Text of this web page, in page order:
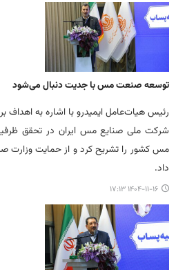
توسعه صنعت مس با جدیت دنبال می‌شود
رئیس هیات‌عامل ایمیدرو با اشاره به
شرکت ملی صنایع مس ایران در تحقق
مس کشور را تشریح کرد و از حمایت وزارت
داد.
۱۴۰۴-۱۱-۱۶ ۱۷:۱۳